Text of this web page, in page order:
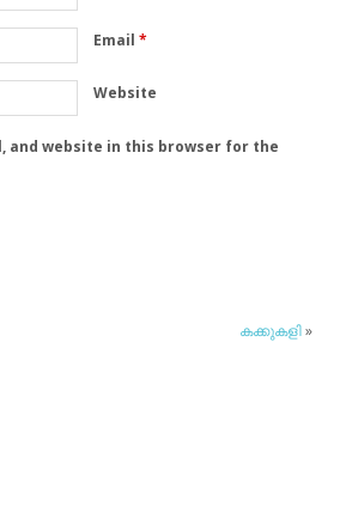
Email *
Website
and website in this browser for the
കക്കുകളി»